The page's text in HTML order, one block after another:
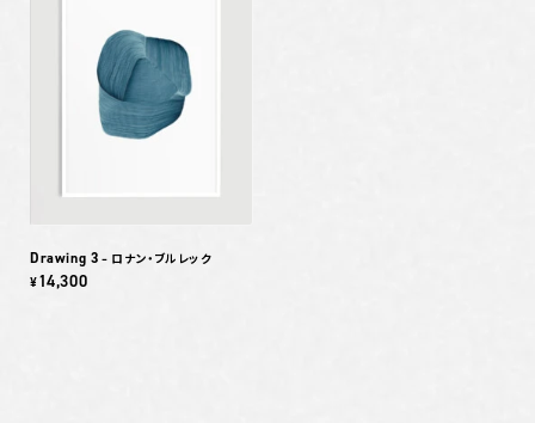
Drawing 3 – ロナン・ブルレック
¥14,300